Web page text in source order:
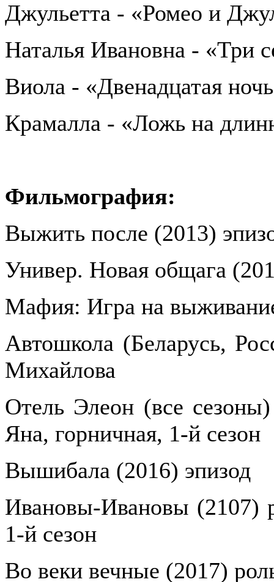
Джульетта - «Ромео и
Наталья Ивановна - «Три
Виола - «Двенадцатая
Крамалла - «Ложь на
Фильмография:
Выжить после (2013)
Универ. Новая общага
Мафия: Игра на
Автошкола (Беларусь,
Михайлова
Отель Элеон (все
Яна, горничная, 1-й сезон
Вышибала (2016) эпизод
Ивановы-Ивановы (2107)
1-й сезон
Во веки вечные (2017)